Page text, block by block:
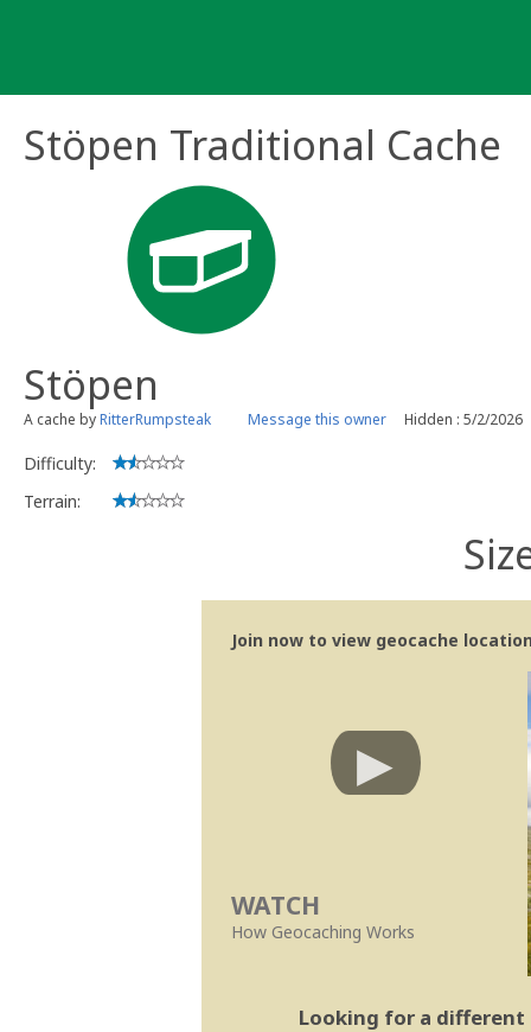
Stöpen Traditional Cache
Stöpen
A cache byRitterRumpsteak Message this owner Hidden : 5/2/2026
Difficulty:
Terrain:
Join now to view geocache
WATCH
How Geocaching Works
Looking for a different